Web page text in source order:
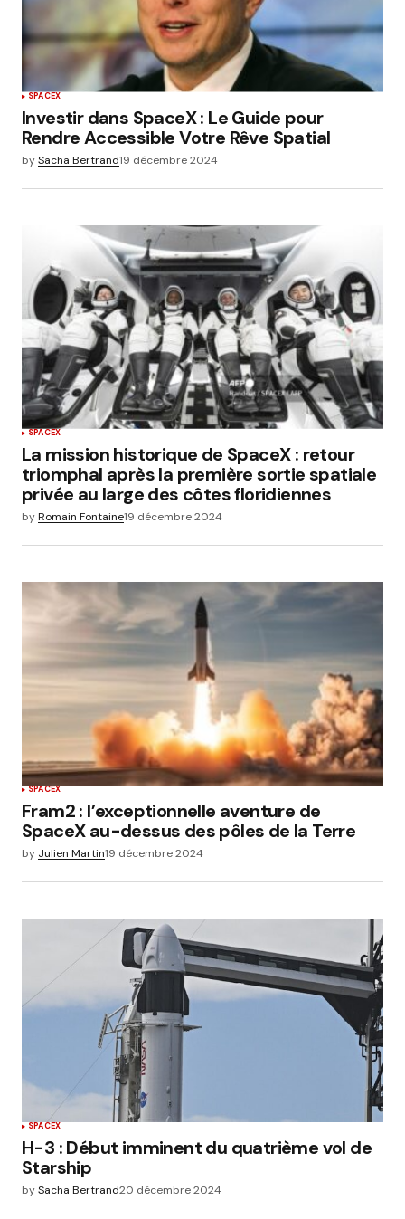
SPACEX
Investir dans SpaceX : Le Guide pour
Rendre Accessible Votre Rêve Spatial
bySacha Bertrand19 décembre 2024
SPACEX
La mission historique de SpaceX : retour
triomphal après la première sortie spatiale
privée au large des côtes floridiennes
byRomain Fontaine19 décembre 2024
SPACEX
Fram2 : l’exceptionnelle aventure de
SpaceX au-dessus des pôles de la Terre
by Julien Martin19 décembre 2024
SPACEX
H-3 : Début imminent du quatrième vol de
Starship
bySacha Bertrand20 décembre 2024